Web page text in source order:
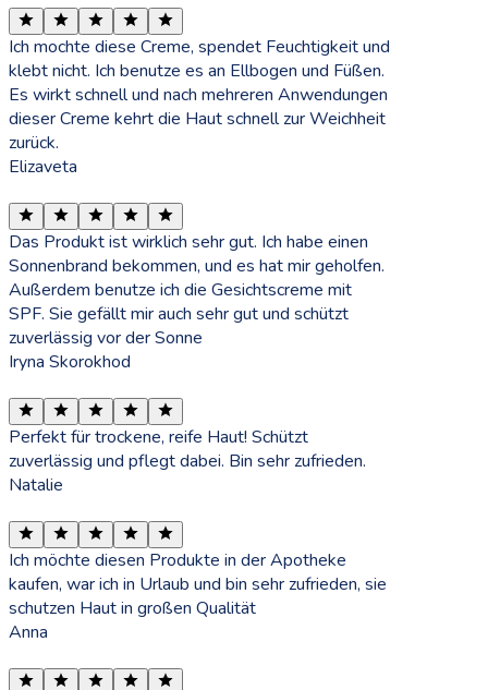
Ich mochte diese Creme, spendet Feuchtigkeit und
klebt nicht. Ich benutze es an Ellbogen und Füßen.
Es wirkt schnell und nach mehreren Anwendungen
dieser Creme kehrt die Haut schnell zur Weichheit
zurück.
Elizaveta
Das Produkt ist wirklich sehr gut. Ich habe einen
Sonnenbrand bekommen, und es hat mir geholfen.
Außerdem benutze ich die Gesichtscreme mit
SPF. Sie gefällt mir auch sehr gut und schützt
zuverlässig vor der Sonne
Iryna Skorokhod
Perfekt für trockene, reife Haut! Schützt
zuverlässig und pflegt dabei. Bin sehr zufrieden.
Natalie
Ich möchte diesen Produkte in der Apotheke
kaufen, war ich in Urlaub und bin sehr zufrieden, sie
schutzen Haut in großen Qualität
Anna